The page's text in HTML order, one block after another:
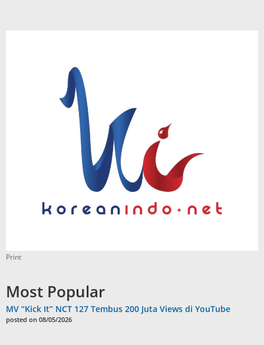
Print
Most Popular
MV “Kick It” NCT 127 Tembus 200 Juta Views di YouTube
posted on 08/05/2026